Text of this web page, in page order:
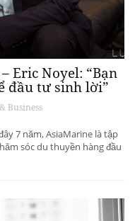
Eric Noyel: “Bạn
đầu tư sinh lời”
Business
7 năm, AsiaMarine là tập
sóc du thuyền hàng đầu